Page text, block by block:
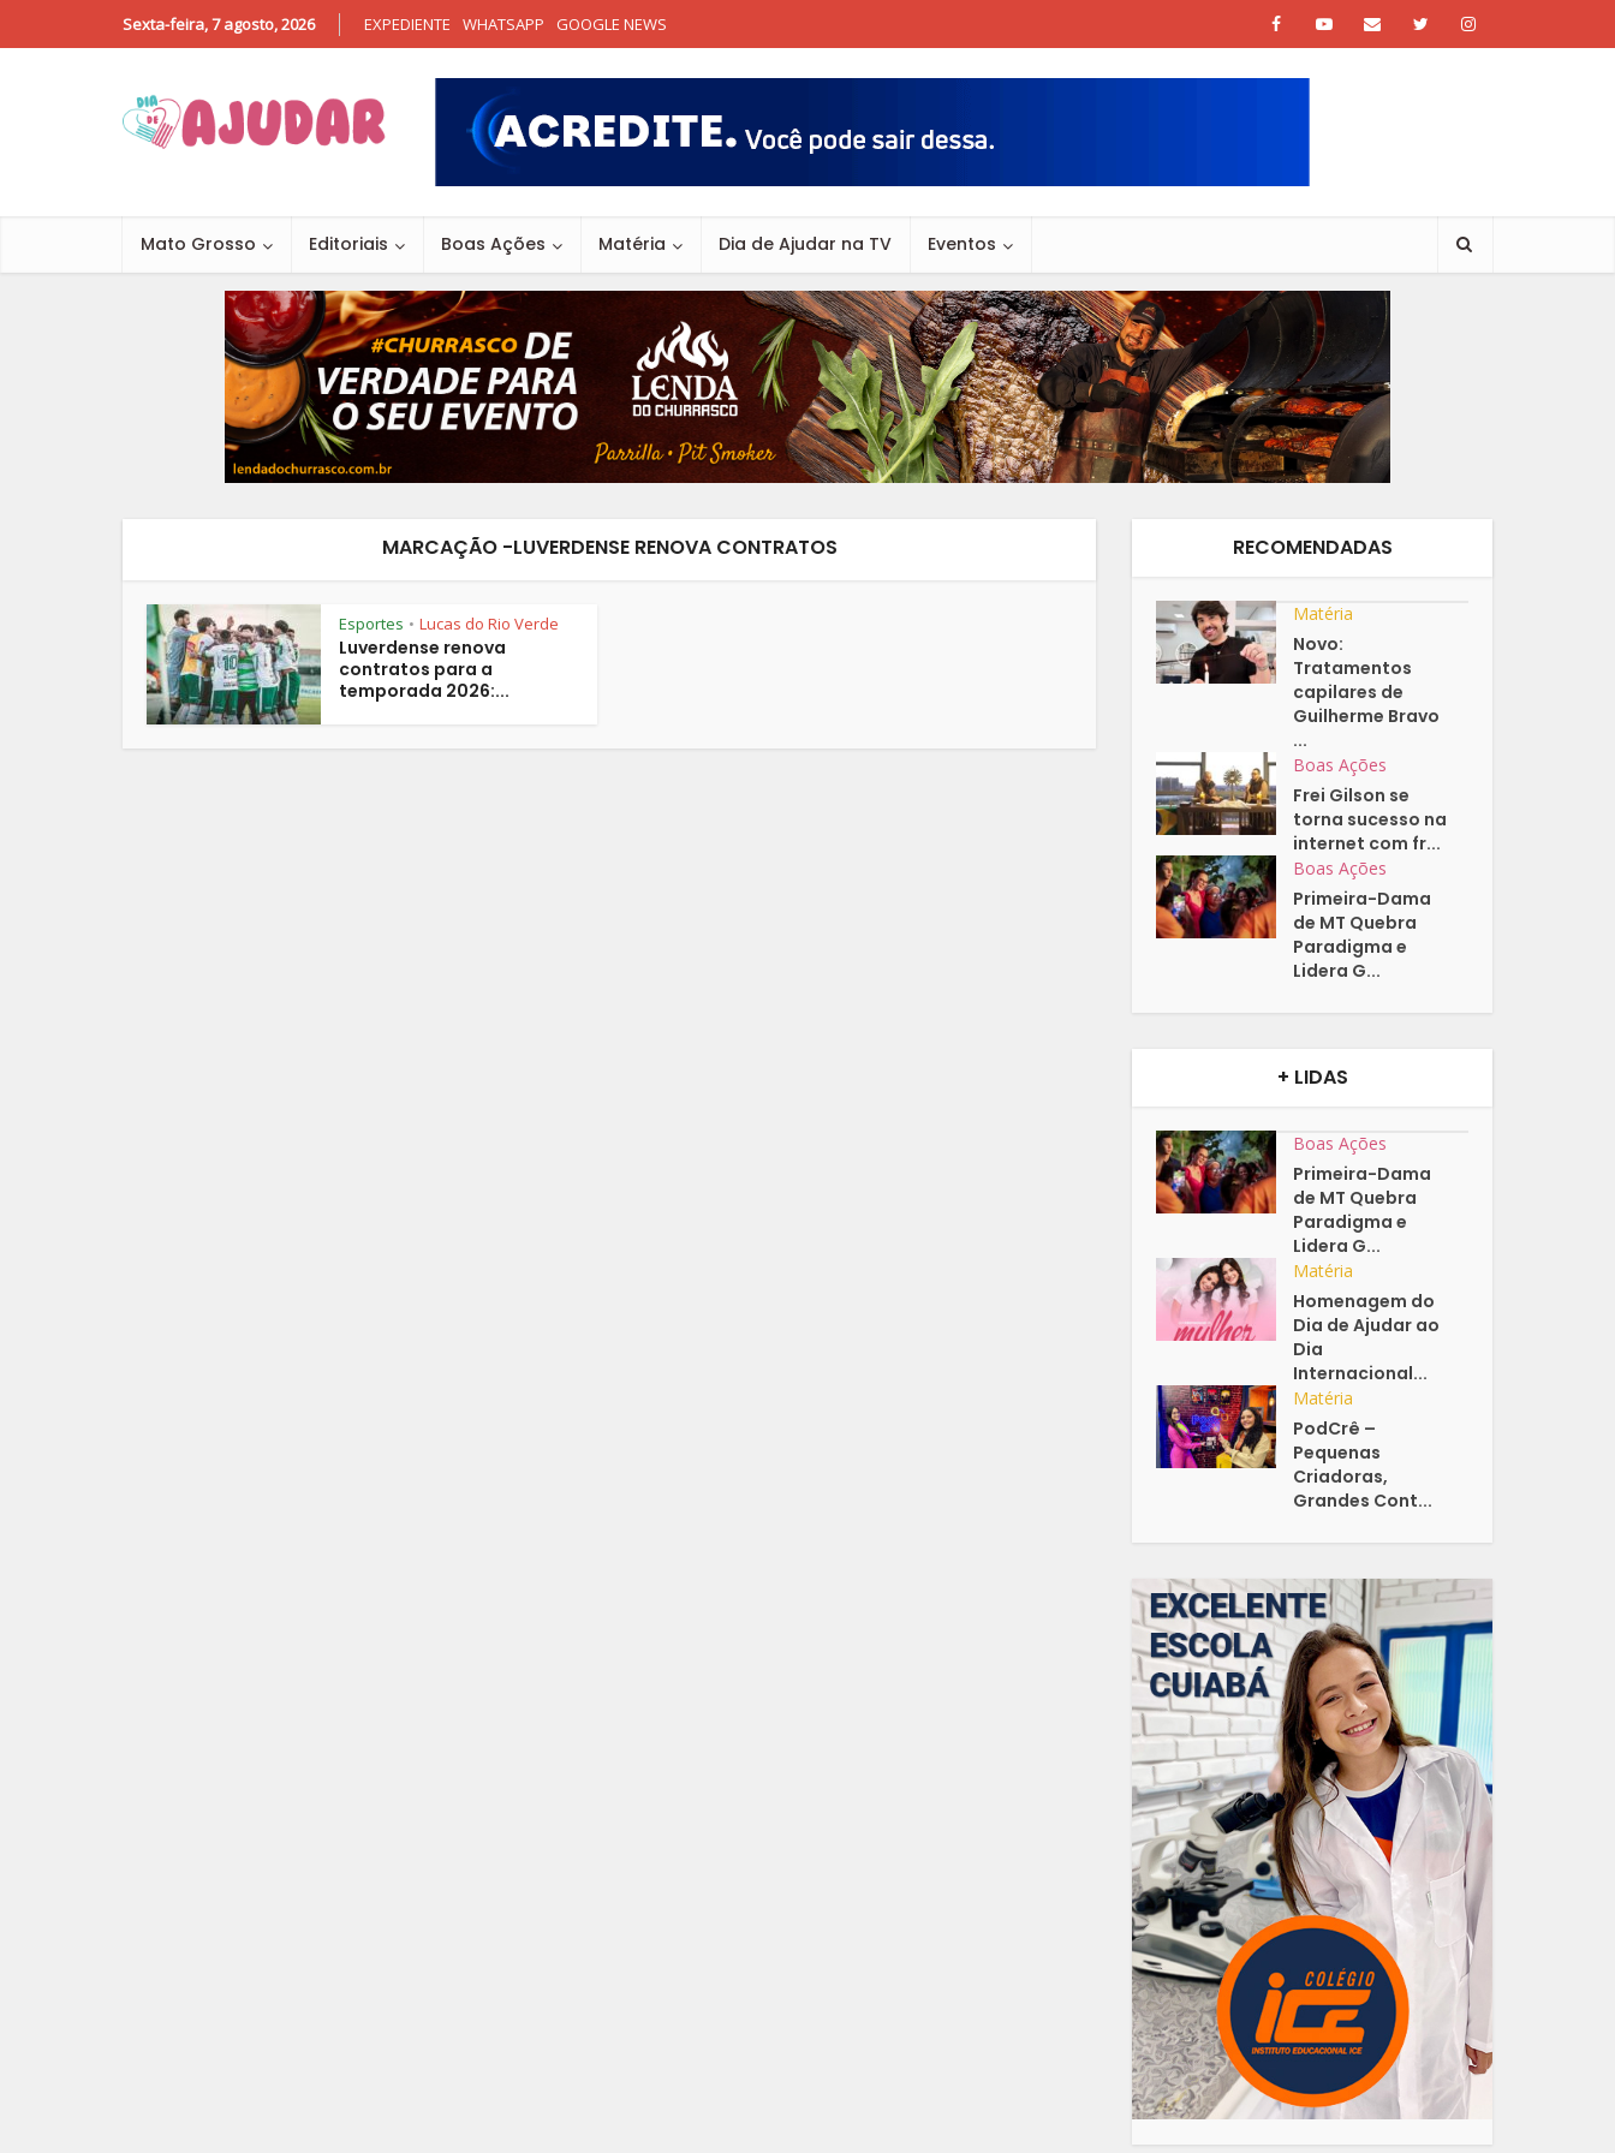
Sexta-feira, 7 agosto, 2026 EXPEDIENTE WHATSAPP GOOGLE NEWS
Mato Grosso Editoriais Boas Ações Matéria Dia de Ajudar na TV Eventos
MARCAÇÃO -LUVERDENSE RENOVA CONTRATOS
Esportes • Lucas do Rio Verde
Luverdense renova
contratos para a
temporada 2026:...
RECOMENDADAS
Matéria
Novo:
Tratamentos
capilares de
Guilherme Bravo
...
Boas Ações
Frei Gilson se
torna sucesso na
internet com fr...
Boas Ações
Primeira-Dama
de MT Quebra
Paradigma e
Lidera G...
+ LIDAS
Boas Ações
Primeira-Dama
de MT Quebra
Paradigma e
Lidera G...
Matéria
Homenagem do
Dia de Ajudar ao
Dia
Internacional...
Matéria
PodCrê –
Pequenas
Criadoras,
Grandes Cont...